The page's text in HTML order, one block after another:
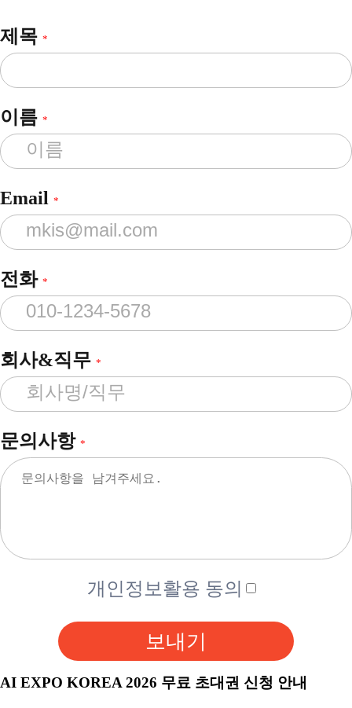
제목 *
이름 *
Email *
전화 *
회사&직무 *
문의사항 *
개인정보활용 동의
보내기
AI EXPO KOREA 2026 무료 초대권 신청 안내